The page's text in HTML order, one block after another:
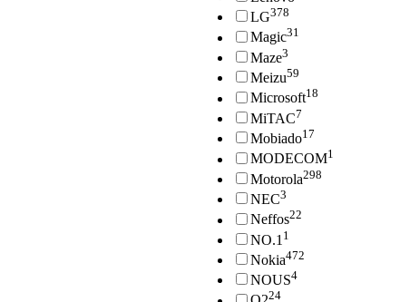
LG378
Magic31
Maze3
Meizu59
Microsoft18
MiTAC7
Mobiado17
MODECOM1
Motorola298
NEC3
Neffos22
NO.1 1
Nokia472
NOUS4
24